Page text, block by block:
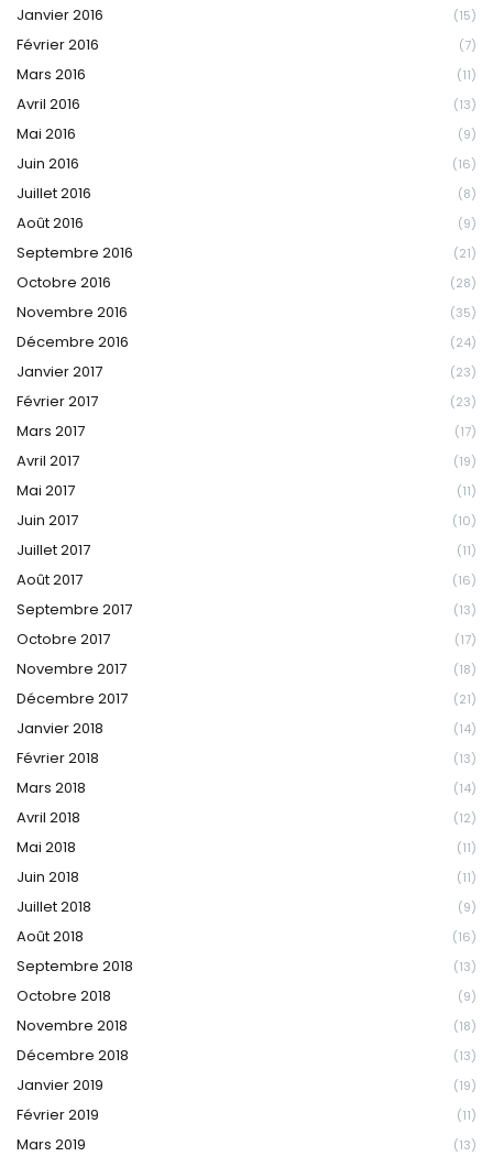
Janvier 2016 (15)
Février 2016 (7)
Mars 2016 (11)
Avril 2016 (13)
Mai 2016 (9)
Juin 2016 (16)
Juillet 2016 (8)
Août 2016 (9)
Septembre 2016 (21)
Octobre 2016 (28)
Novembre 2016 (35)
Décembre 2016 (24)
Janvier 2017 (23)
Février 2017 (23)
Mars 2017 (17)
Avril 2017 (19)
Mai 2017 (11)
Juin 2017 (10)
Juillet 2017 (11)
Août 2017 (16)
Septembre 2017 (13)
Octobre 2017 (17)
Novembre 2017 (18)
Décembre 2017 (21)
Janvier 2018 (14)
Février 2018 (13)
Mars 2018 (14)
Avril 2018 (12)
Mai 2018 (11)
Juin 2018 (11)
Juillet 2018 (9)
Août 2018 (16)
Septembre 2018 (13)
Octobre 2018 (9)
Novembre 2018 (18)
Décembre 2018 (13)
Janvier 2019 (19)
Février 2019 (11)
Mars 2019 (13)